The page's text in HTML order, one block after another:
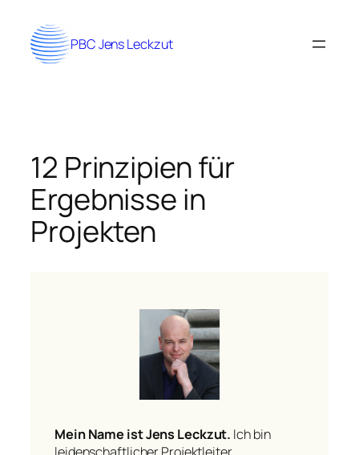
Inhalt
springen
PBC Jens Leckzut
12 Prinzipien für
Ergebnisse in
Projekten
Mein Name ist Jens Leckzut. Ich bin